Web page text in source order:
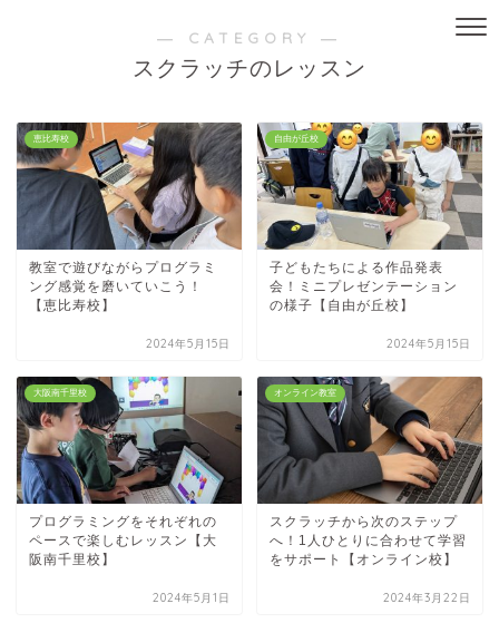
― CATEGORY ―
スクラッチのレッスン
恵比寿校
教室で遊びながらプログラミ
ング感覚を磨いていこう！
【恵比寿校】
2024年5月15日
自由が丘校
子どもたちによる作品発表
会！ミニプレゼンテーション
の様子【自由が丘校】
2024年5月15日
大阪南千里校
プログラミングをそれぞれの
ペースで楽しむレッスン【大
阪南千里校】
2024年5月1日
オンライン教室
スクラッチから次のステップ
へ！1人ひとりに合わせて学習
をサポート【オンライン校】
2024年3月22日